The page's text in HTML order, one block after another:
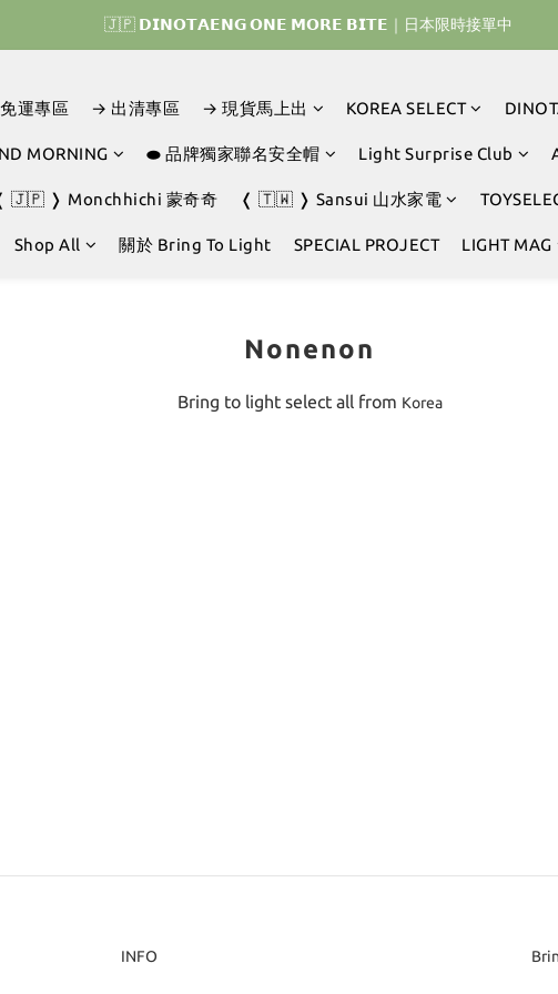
🇰🇷 𝗗𝗜𝗡𝗢𝗧𝗔𝗘𝗡𝗚 𝗛𝗢𝗠𝗘 𝗥𝗨𝗡 ｜韓國首波開賣囉 ▶ 一起參加我們的熱血棒球
🇯🇵 𝗗𝗜𝗡𝗢𝗧𝗔𝗘𝗡𝗚 𝗢𝗡𝗘 𝗠𝗢𝗥𝗘 𝗕𝗜𝗧𝗘｜日本限時接單中
運專區 → 出清專區 → 現貨馬上出 KOREA SELECT
MORNING ⬬ 品牌獨家聯名安全帽 Light Surprise Club
🇯🇵 ❭ Monchhichi 蒙奇奇 ❬ 🇹🇼 ❭ Sansui 山水家電
Shop All 關於 Bring To Light SPECIAL PROJECT LIGHT MAG
Nonenon
Bring to light select all from Korea
INFO